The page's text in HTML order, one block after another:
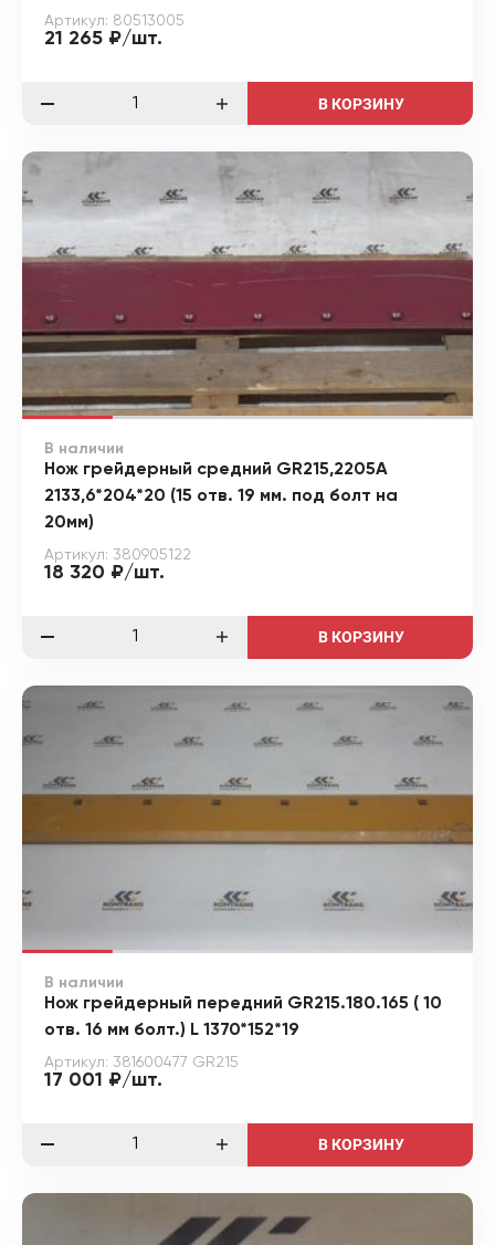
Артикул: 80513005
21 265 ₽/шт.
В КОРЗИНУ
В наличии
Нож грейдерный средний GR215,2205A
2133,6*204*20 (15 отв. 19 мм. под болт на
20мм)
Артикул: 380905122
18 320 ₽/шт.
В КОРЗИНУ
В наличии
Нож грейдерный передний GR215.180.165 ( 10
отв. 16 мм болт.) L 1370*152*19
Артикул: 381600477 GR215
17 001 ₽/шт.
В КОРЗИНУ